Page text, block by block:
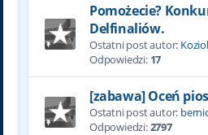
Pomożecie?
Delfinaliów.
Ostatni post autor:
Odpowiedzi: 17
[zabawa] Oceń
Ostatni post autor:
Odpowiedzi:2797